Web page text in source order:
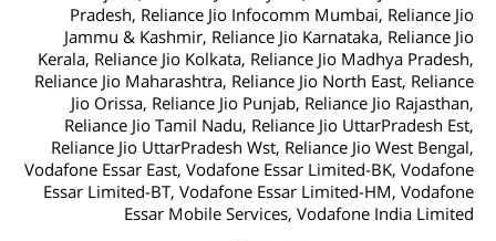
Pradesh, Reliance Jio Infocomm Mumbai, Reliance Jio
Jammu & Kashmir, Reliance Jio Karnataka, Reliance Jio
Kerala, Reliance Jio Kolkata, Reliance Jio Madhya Pradesh,
Reliance Jio Maharashtra, Reliance Jio North East, Reliance
Jio Orissa, Reliance Jio Punjab, Reliance Jio Rajasthan,
Reliance Jio Tamil Nadu, Reliance Jio UttarPradesh Est,
Reliance Jio UttarPradesh Wst, Reliance Jio West Bengal,
Vodafone Essar East, Vodafone Essar Limited-BK, Vodafone
Essar Limited-BT, Vodafone Essar Limited-HM, Vodafone
Essar Mobile Services, Vodafone India Limited